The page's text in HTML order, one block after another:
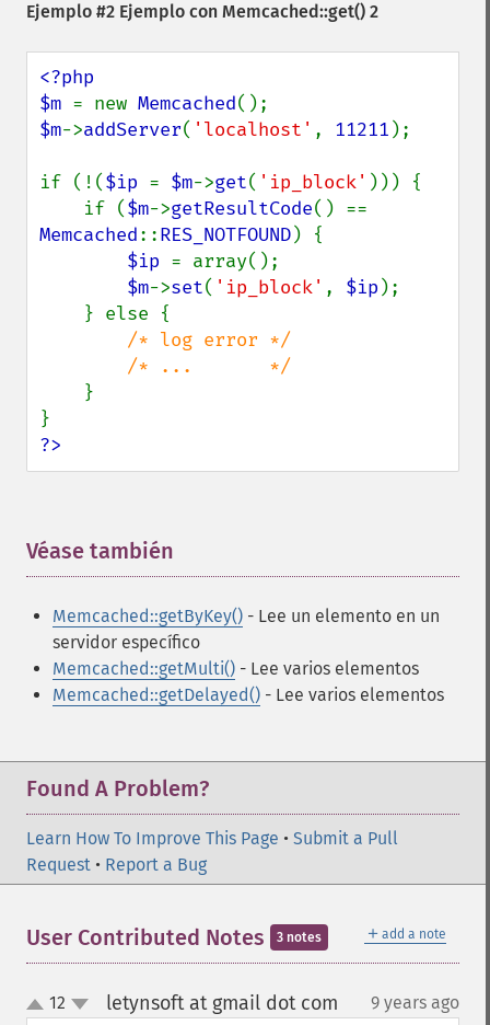
Ejemplo #2 Ejemplo con Memcached::get() 2
<?php
$m = new Memcached
$m->addServer( 'localhost' , 11211 );
if (!($ip = $m->get( 'ip_block' ))) {
    if (
$m->getResultCode
Memcached::RES_NOTFOUND) {
$ip = array();
$m->set( 'ip_block' , $ip );
/* log error */
}
?>
Véase también
Memcached::getByKey() - Lee un elemento en un
servidor específico
Memcached::getMulti() - Lee varios elementos
Memcached::getDelayed() - Lee varios elementos
Found A Problem?
Learn How To Improve This Page • Submit a Pull
Request • Report a Bug
＋ add a note
User Contributed Notes 3 notes
up12 letynsoft at gmail dot com 9 years ago